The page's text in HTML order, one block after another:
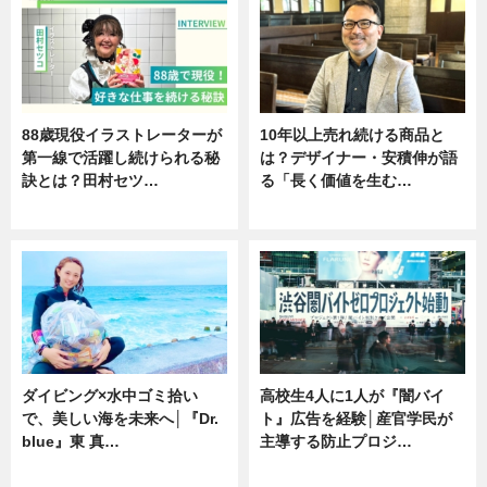
88歳現役イラストレーターが
第一線で活躍し続けられる秘
訣とは？田村セツ…
10年以上売れ続ける商品と
は？デザイナー・安積伸が語
る「長く価値を生む…
ダイビング×水中ゴミ拾い
で、美しい海を未来へ│『Dr.
blue』東 真…
高校生4人に1人が『闇バイ
ト』広告を経験│産官学民が
主導する防止プロジ…